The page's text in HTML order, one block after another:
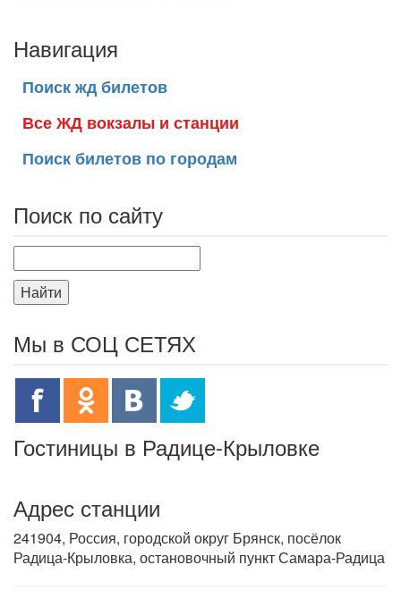
Навигация
Поиск жд билетов
Все ЖД вокзалы и станции
Поиск билетов по городам
Поиск по сайту
Найти
Мы в СОЦ СЕТЯХ
Гостиницы в Радице-Крыловке
Адрес станции
241904, Россия, городской округ Брянск, посёлок
Радица-Крыловка, остановочный пункт Самара-Радица